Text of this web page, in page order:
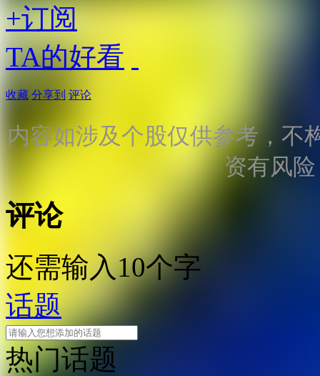
+订阅
TA的好看
收藏 分享到 评论
内容如涉及个股仅供参考，不
资有风
评论
还需输入10个字
话题
热门话题